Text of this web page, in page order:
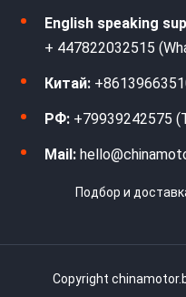
English speaking
+ 447822032515
Китай:
РФ: +79939242575
Mail:
Подбор и
Copyright